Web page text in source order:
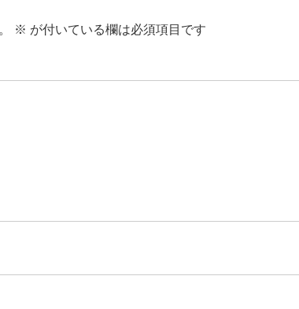
※ が付いている欄は必須項目です